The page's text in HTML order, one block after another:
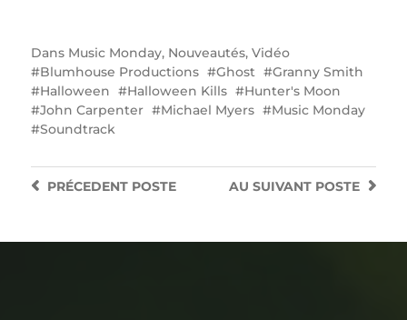
Dans Music Monday, Nouveautés, Vidéo
Blumhouse Productions
Ghost
Granny Smith
Halloween
Halloween Kills
Hunter's Moon
John Carpenter
Michael Myers
Music Monday
Soundtrack
AU SUIVANT POSTE
PRÉCEDENTPOSTE